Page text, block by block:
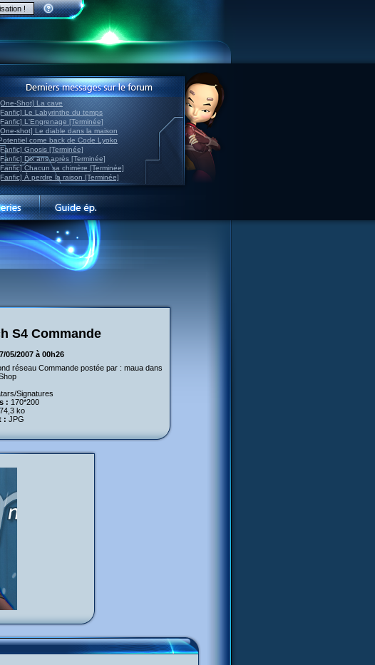
Shot] La cave
Le Labyrinthe du temps
L'Engrenage [Terminée]
shot] Le diable dans la maison
come back de Code Lyoko
Gnosis [Terminée]
Dix ans après [Terminée]
Chacun sa chimère [Terminée]
À perdre la raison [Terminée]
S4 Commande
05/2007 à 00h26
réseau Commande postée par : maua dans
Signatures
: 170*200
74,3 ko
: JPG